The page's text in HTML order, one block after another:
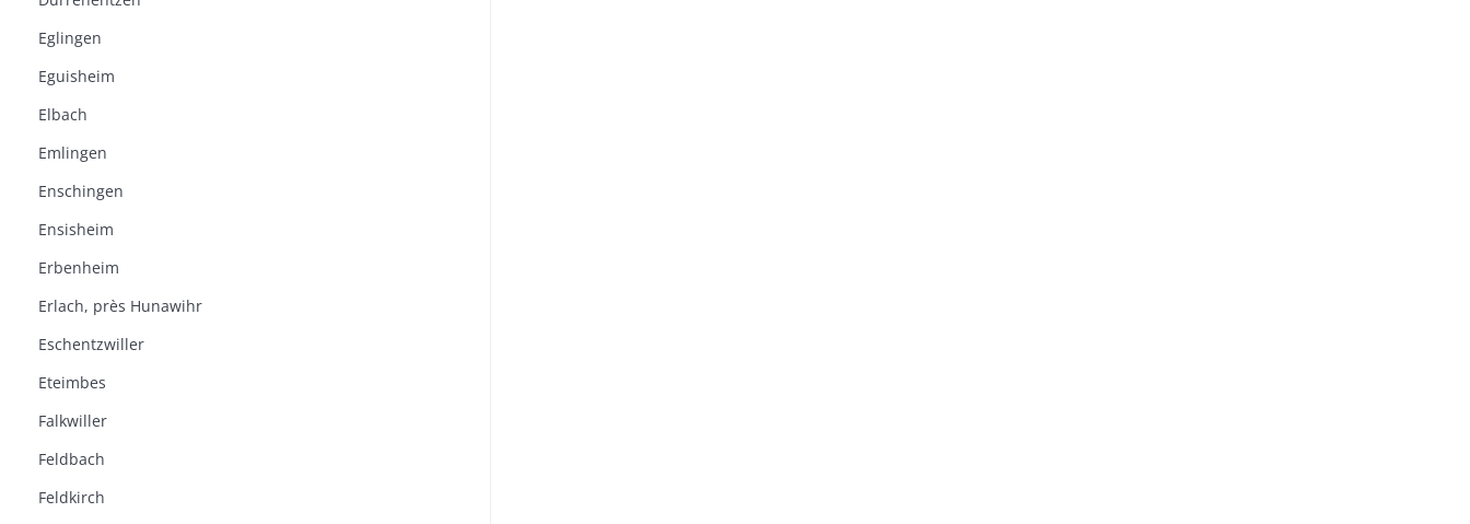
Eglingen
Eguisheim
Elbach
Emlingen
Enschingen
Ensisheim
Erbenheim
Erlach, près Hunawihr
Eschentzwiller
Eteimbes
Falkwiller
Feldbach
Feldkirch